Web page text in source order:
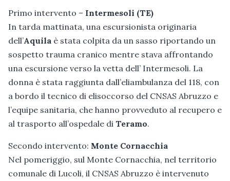
Primo intervento – Intermesoli (TE)
In tarda mattinata, una escursionista originaria
dell’Aquila è stata colpita da un sasso riportando un
sospetto trauma cranico mentre stava affrontando
una escursione verso la vetta dell’ Intermesoli. La
donna è stata raggiunta dall’eliambulanza del 118, con
a bordo il tecnico di elisoccorso del CNSAS Abruzzo e
l’equipe sanitaria, che hanno provveduto al recupero e
al trasporto all’ospedale di Teramo.
Secondo intervento: Monte Cornacchia
Nel pomeriggio, sul Monte Cornacchia, nel territorio
comunale di Lucoli, il CNSAS Abruzzo è intervenuto